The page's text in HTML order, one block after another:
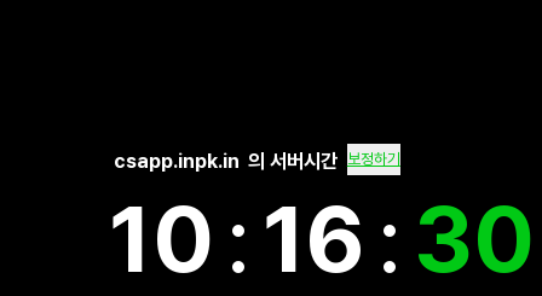
csapp.inpk.in 의 서버시간 보정하기
10:16 : 30